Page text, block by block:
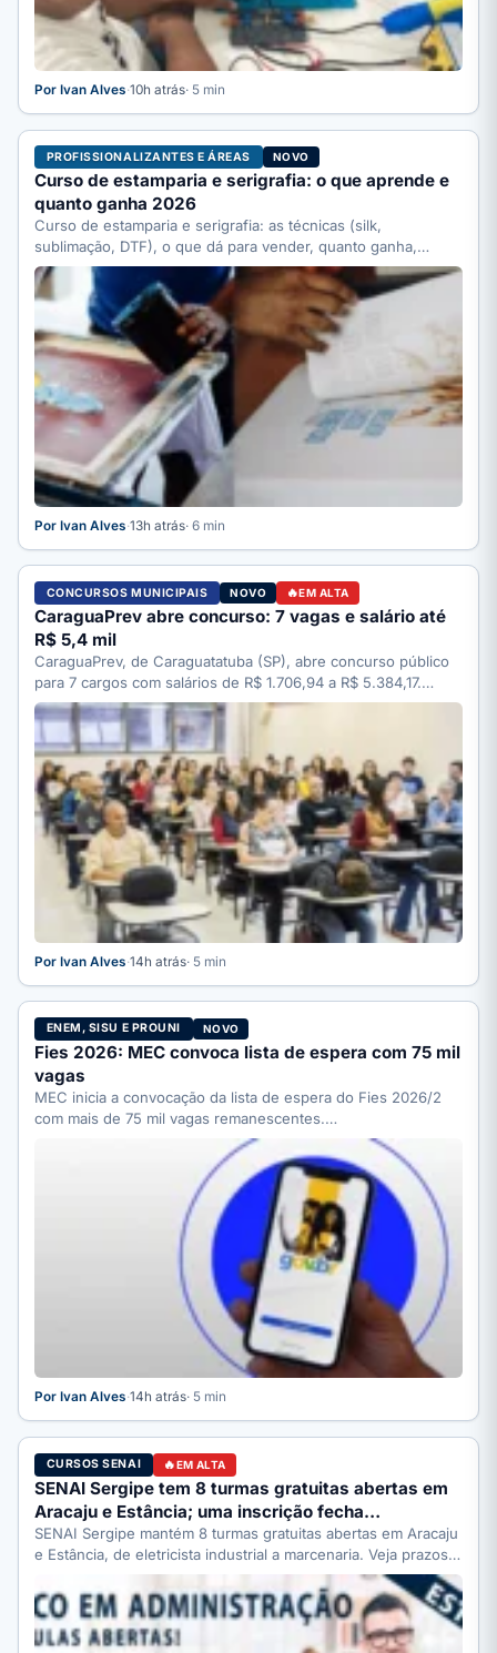
Por Ivan Alves·10h atrás· 5 min
PROFISSIONALIZANTES E ÁREAS NOVO
Curso de estamparia e serigrafia: o que aprende e
quanto ganha 2026
Curso de estamparia e serigrafia: as técnicas (silk,
sublimação, DTF), o que dá para vender, quanto ganha,
quanto…
Por Ivan Alves·13h atrás· 6 min
CONCURSOS MUNICIPAIS NOVO EM ALTA
CaraguaPrev abre concurso: 7 vagas e salário até
R$ 5,4 mil
CaraguaPrev, de Caraguatatuba (SP), abre concurso público
para 7 cargos com salários de R$ 1.706,94 a R$ 5.384,17.…
Por Ivan Alves·14h atrás· 5 min
ENEM, SISU E PROUNI NOVO
Fies 2026: MEC convoca lista de espera com 75 mil
vagas
MEC inicia a convocação da lista de espera do Fies 2026/2
com mais de 75 mil vagas remanescentes.…
Por Ivan Alves·14h atrás· 5 min
CURSOS SENAI EM ALTA
SENAI Sergipe tem 8 turmas gratuitas abertas em
Aracaju e Estância; uma inscrição fecha…
SENAI Sergipe mantém 8 turmas gratuitas abertas em Aracaju
e Estância, de eletricista industrial a marcenaria. Veja prazos: